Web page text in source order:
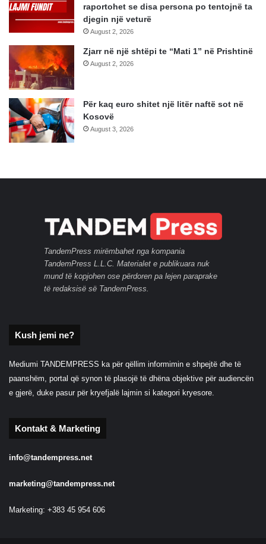
raportohet se disa persona po tentojnë ta
djegin një veturë
August 2, 2026
Zjarr në një shtëpi te “Mati 1” në Prishtinë
August 2, 2026
Për kaq euro shitet një litër naftë sot në
Kosovë
August 3, 2026
TandemPress mirëmbahet nga kompania
TandemPress L.L.C. Materialet e publikuara nuk
mund të kopjohen ose përdoren pa lejen paraprake
të redaksisë së TandemPress.
Kush jemi ne?
Mediumi TANDEMPRESS ka për qëllim informimin e shpejtë dhe të
paanshëm, portal që synon të plasojë të dhëna objektive për audiencën
e gjerë, duke pasur për kryefjalë lajmin si kategori kryesore.
Kontakt & Marketing
info@tandempress.net
marketing@tandempress.net
Marketing: +383 45 954 606